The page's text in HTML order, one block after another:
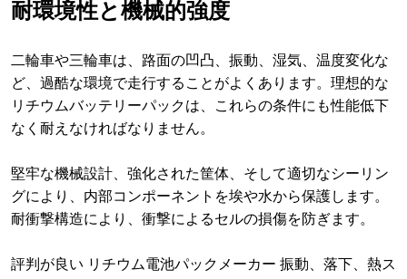
耐環境性と機械的強度
二輪車や三輪車は、路面の凹凸、振動、湿気、温度変化な
ど、過酷な環境で走行することがよくあります。理想的な
リチウムバッテリーパックは、これらの条件にも性能低下
なく耐えなければなりません。
堅牢な機械設計、強化された筐体、そして適切なシーリン
グにより、内部コンポーネントを埃や水から保護します。
耐衝撃構造により、衝撃によるセルの損傷を防ぎます。
評判が良い リチウム電池パックメーカー 振動、落下、熱ス